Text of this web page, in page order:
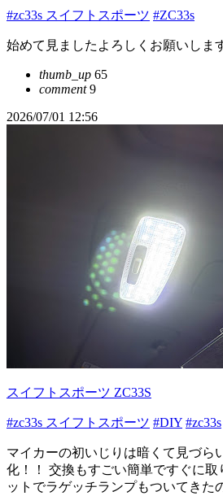
#zc33s スイフトスポーツ #ZC33s
始めて見ましたよろしくお願いしま
thumb_up 65
comment9
2026/07/01 12:56
スイフトスポーツ ZC33S
#zc33s スイフトスポーツ #DIY #zc33s
マイカーの初いじりは暗くて見づら
化！！ 交換もすごい簡単ですぐに
ットでラゲッチランプもついてきた